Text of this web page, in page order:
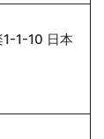
1-10 日本